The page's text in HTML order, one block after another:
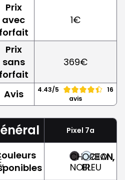
Prix
avec
forfait
1€
Prix
sans
forfait
369€
Avis 4.43/5
16
avis
Pixel 7a
CHARBON,
NOIR
OCEAN,
BLEU